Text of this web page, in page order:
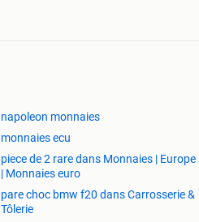
napoleon monnaies
monnaies ecu
piece de 2 rare dans Monnaies | Europe
| Monnaies euro
pare choc bmw f20 dans Carrosserie &
Tôlerie